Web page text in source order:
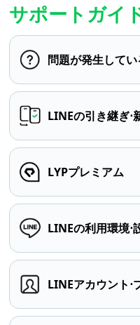
サポートガイ
問題が発生して
LINEの引き継ぎ⋅
LYPプレミアム
LINEの利用環境⋅
LINEアカウント⋅